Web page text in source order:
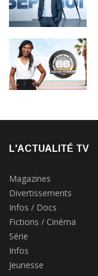
L'ACTUALITÉ TV
Magazines
Divertissements
Infos / Docs
Fictions / Cinéma
Série
Infos
Jeunesse